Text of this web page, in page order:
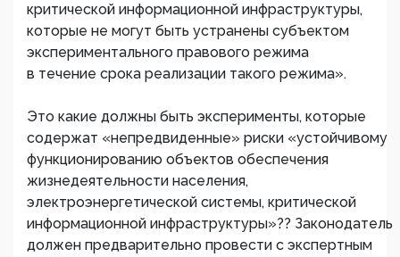
критической информационной инфраструктуры,
которые не могут быть устранены субъектом
экспериментального правового режима
в течение срока реализации такого режима».
Это какие должны быть эксперименты, которые
содержат «непредвиденные» риски «устойчивому
функционированию объектов обеспечения
жизнедеятельности населения,
электроэнергетической системы, критической
информационной инфраструктуры»?? Законодатель
должен предварительно провести с экспертным